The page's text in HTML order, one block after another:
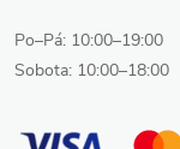
Po–Pá: 10:00–19:00
Sobota: 10:00–18:00